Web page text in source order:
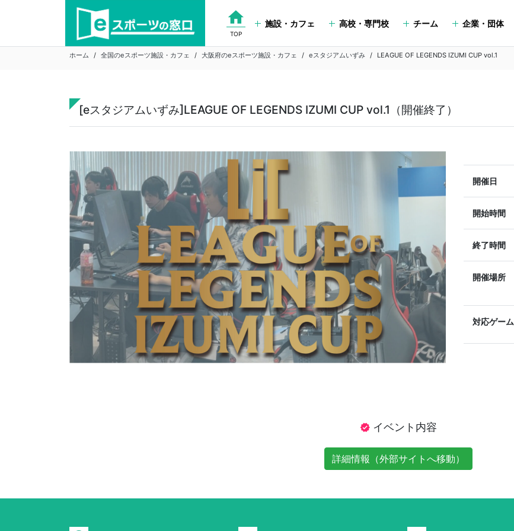
home
TOP
施設・カフェ 高校・専門校 チーム 企業・団体
ホーム 全国のeスポーツ施設・カフェ 大阪府のeスポーツ施設・カフェ eスタジアムいずみ LEAGUE OF LEGENDS IZUMI CUP vol.1
[eスタジアムいずみ]LEAGUE OF LEGENDS IZUMI CUP vol.1（開催終了）
開催日
開始時間
終了時間
開催場所
対応ゲーム
verified イベント内容
詳細情報（外部サイトへ移動）